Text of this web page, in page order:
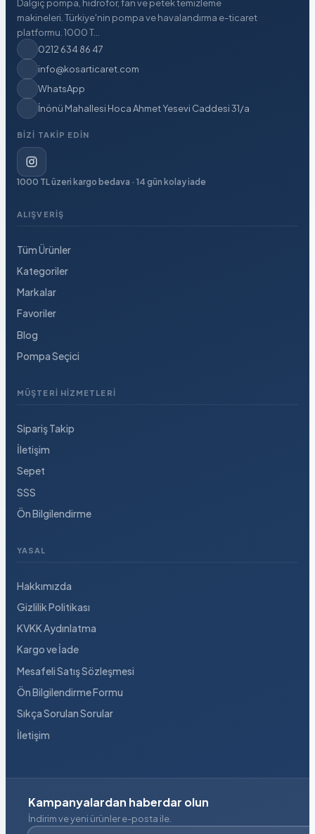
Dalgıç pompa, hidrofor, fan ve petek temizleme
makineleri. Türkiye'nin pompa ve havalandırma e-ticaret
platformu. 1000 T...
0212 634 86 47
info@kosarticaret.com
WhatsApp
İnönü Mahallesi Hoca Ahmet Yesevi Caddesi 31/a
BIZI TAKIP EDIN
1000 TL üzeri kargo bedava · 14 gün kolay iade
ALIŞVERIŞ
Tüm Ürünler
Kategoriler
Markalar
Favoriler
Blog
Pompa Seçici
MÜŞTERI HIZMETLERI
Sipariş Takip
İletişim
Sepet
SSS
Ön Bilgilendirme
YASAL
Hakkımızda
Gizlilik Politikası
KVKK Aydınlatma
Kargo ve İade
Mesafeli Satış Sözleşmesi
Ön Bilgilendirme Formu
Sıkça Sorulan Sorular
İletişim
Kampanyalardan haberdar olun
İndirim ve yeni ürünler e-posta ile.